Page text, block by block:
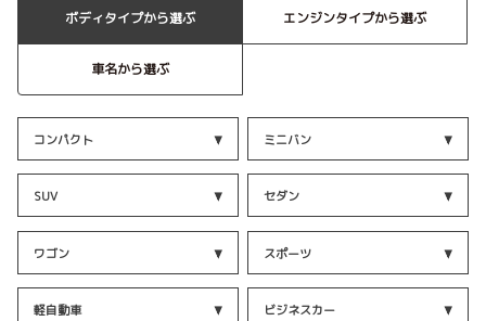
ボディタイプから選ぶ エンジンタイプから選ぶ
車名から選ぶ
コンパクト ミニバン
SUV セダン
ワゴン スポーツ
軽自動車 ビジネスカー